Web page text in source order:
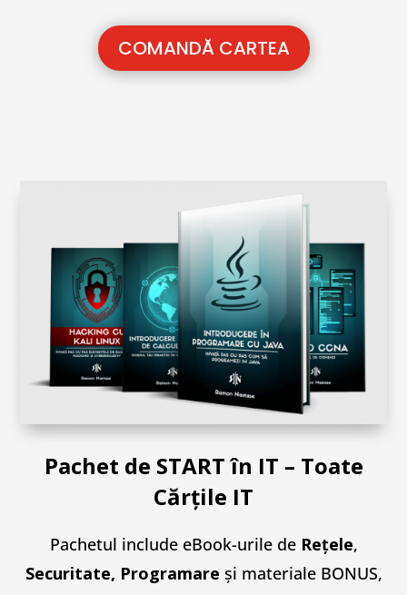
COMANDĂ CARTEA
Pachet de START în IT – Toate
Cărțile IT
Pachetul include eBook-urile de Rețele,
Securitate, Programare și materiale BONUS,